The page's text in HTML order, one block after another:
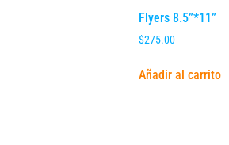
Flyers 8.5”*11”
$275.00
Añadir al carrito